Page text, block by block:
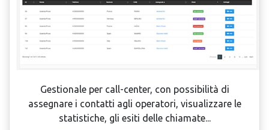
Gestionale per call-center, con possibilità di
assegnare i contatti agli operatori, visualizzare le
statistiche, gli esiti delle chiamate...